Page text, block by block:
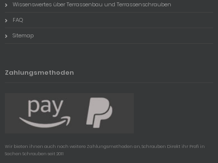
Wissenswertes über Terrassenbau und Terrassenschrauben
FAQ
Sitemap
Zahlungsmethoden
Wir bieten ihnen auch noch weitere Zahlungsmethoden an, Schrauben Direkt ihr Profi in
Sachen Schrauben seit 2011